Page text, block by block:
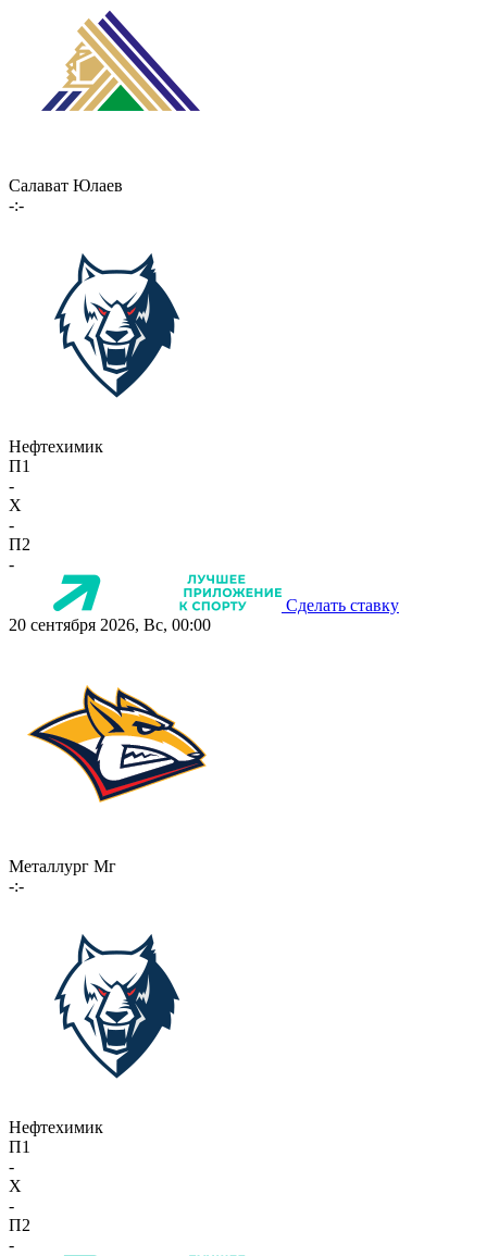
Салават Юлаев
-:-
Нефтехимик
П1
-
X
-
П2
-
Сделать ставку
20 сентября 2026, Вс, 00:00
Металлург Мг
-:-
Нефтехимик
П1
-
X
-
П2
-